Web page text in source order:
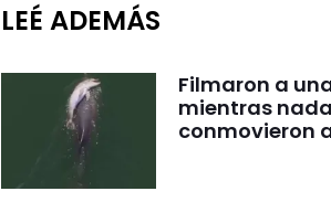
LEÉ ADEMÁS
Filmaron a
mientras
conmovieron